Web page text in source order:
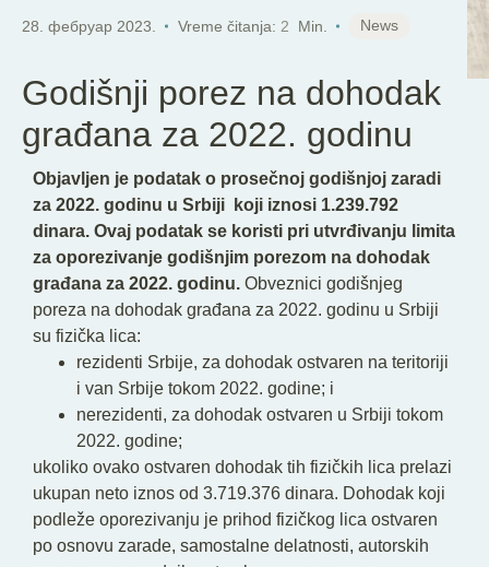
28. фебруар 2023. Vreme čitanja: 2 Min. News
Godišnji porez na dohodak
građana za 2022. godinu
Objavljen je podatak o prosečnoj godišnjoj zaradi
za 2022. godinu u Srbiji koji iznosi 1.239.792
dinara. Ovaj podatak se koristi pri utvrđivanju limita
za oporezivanje godišnjim porezom na dohodak
građana za 2022. godinu. Obveznici godišnjeg
poreza na dohodak građana za 2022. godinu u Srbiji
su fizička lica:
rezidenti Srbije, za dohodak ostvaren na teritoriji
i van Srbije tokom 2022. godine; i
nerezidenti, za dohodak ostvaren u Srbiji tokom
2022. godine;
ukoliko ovako ostvaren dohodak tih fizičkih lica prelazi
ukupan neto iznos od 3.719.376 dinara. Dohodak koji
podleže oporezivanju je prihod fizičkog lica ostvaren
po osnovu zarade, samostalne delatnosti, autorskih